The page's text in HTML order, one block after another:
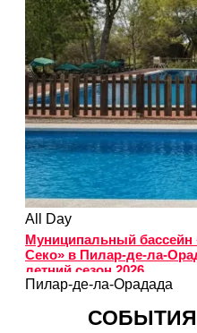
All Day
Муниципальный бассейн
Секо» в Пилар-де-ла-
летний сезон 2026
Пилар-де-ла-Орадада